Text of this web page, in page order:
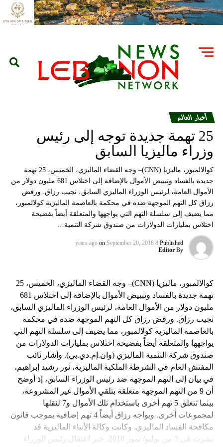
أخبار العالم
25 تهمة جديدة توجه إلى رئيس
وزراء ماليزيا السابق
كوالالمبور، ماليزيا (CNN)– وجه القضاء الماليزي، الخميس، 25 تهمة
جديدة بالفساد وتبييض الأموال بالإضافة إلى اختلاس 681 مليون دولار من
الأموال العامة، لرئيس الوزراء الماليزي السابق، نجيب رزاق. ورفض
رزاق كل التهم الموجهة ضده في محكمة بالعاصمة الماليزية كولالمبور،
مما يضيف إلى سلسلة التهم التي يواجهها والمتعلقة أيضاً بفضيحة
اختلاس بمليارات الدولارات من صندوق شركة التنمية…
Published
8 years ago
on September 20, 2018
By
Editor
كوالالمبور، ماليزيا (CNN)– وجه القضاء الماليزي، الخميس، 25
تهمة جديدة بالفساد وتبييض الأموال بالإضافة إلى اختلاس 681
مليون دولار من الأموال العامة، لرئيس الوزراء الماليزي السابق،
نجيب رزاق. ورفض رزاق كل التهم الموجهة ضده في محكمة
بالعاصمة الماليزية كولالمبور، مما يضيف إلى سلسلة التهم التي
يواجهها والمتعلقة أيضاً بفضيحة اختلاس بمليارات الدولارات من
صندوق شركة التنمية الماليزي (وان.إم.دي.بي). وأشار نائب
المفتش العام في الشرطة الملكية الماليزية، نور رشيد إبراهيم،
في بيان إلى التهم الموجهة ضد رئيس الوزراء السابق، إذ أوضح
أن 9 من التهم الموجهة متعلقة بتلقي الأموال غير المشروعة،
بينما تتعلق 5 تهم أخرى باستخدام تلك الأموال و7 لنقلها
لمجموعات أخرى. ويواجه رزاق أيضاً 4 تهم إضافية بموجب قانون
مكافحة الفساد الماليزي. وكانت وكالة الأنباء الماليزية قد
نشرت في 3 من يوليو/ تموز 2018، خبر اعتقال رئيس الوزراء